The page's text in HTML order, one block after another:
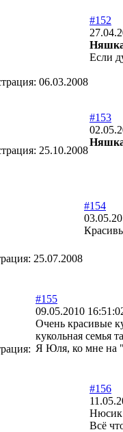
06.03.2008
#152
Если
25.10.2008
#153
25.07.2008
#154
#155
09.05.2010
Очень красивые
кукольная семья
Я Юля, ко мне
#156
Нюсик
Всё